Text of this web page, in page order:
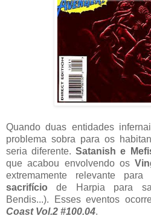
Quando duas entidades
problema sobra para os
seria diferente.Satanish e
que acabou envolvendo os
extremamente relevante
sacrifíciode Harpia para
Bendis...). Esses eventos
Coast Vol.2 #100.04.